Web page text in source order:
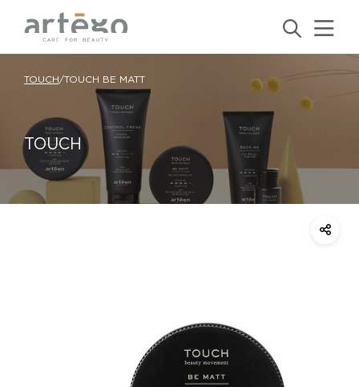
TOUCH/TOUCH BE MATT
TOUCH